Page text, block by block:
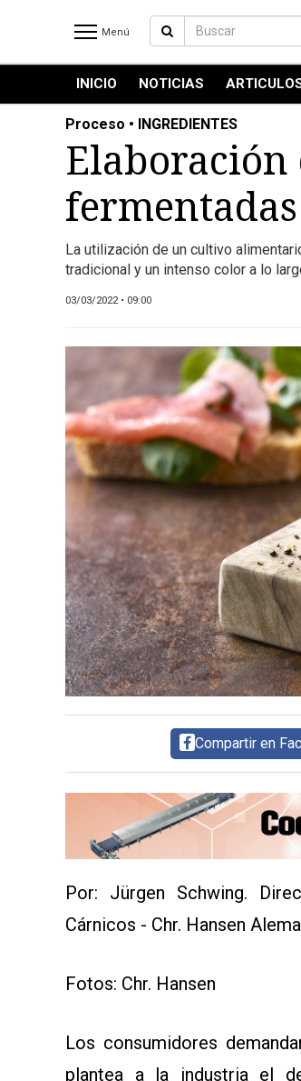
NOTICIAS RECIENTES
NOTICIAS
ARTICULOS
PRODUCCIÓN
PRODUCTO
NUEVOS PRODUCTOS
MARKETPLACE
CATÁLOGO DE CORTES DE
CARNE VACUNA
EVENTOS Y
CAPACITACIONES
DIRECTORIO
CALENDARIO
MEDIA KIT
TEMAS DESTACADOS
CARNE
FRIGORIFICO
VACAS
INVESTIGACIÓN
AGRO
PREMIO
Menú
INICIO NOTICIAS
Proceso • INGREDIENTES
Elaboración
La utilización de un cultivo
tradicional y un intenso color a lo
03/03/2022 • 09:00
Compartir en
Por: Jürgen Schwing.
Cárnicos - Chr. Hansen
Fotos: Chr. Hansen
Los consumidores
plantea a la industria el